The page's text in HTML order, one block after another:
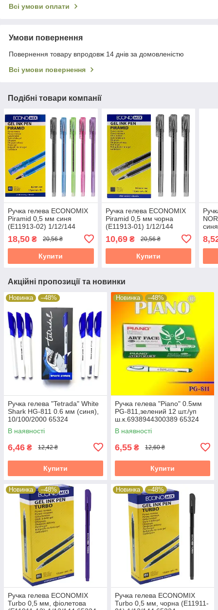
Всі умови оплати
Умови повернення
Повернення товару впродовж 14 днів за домовленістю
Всі умови повернення
Подібні товари компанії
Ручка гелева ECONOMIX
Piramid 0,5 мм синя
(E11913-02) 1/12/144
18,50 ₴ 20,56 ₴
Купити
Ручка гелева ECONOMIX
Piramid 0,5 мм чорна
(E11913-01) 1/12/144
10,69₴ 20,56 ₴
Купити
Акційні пропозиції та новинки
Новинка –48%
Ручка гелева "Tetrada" White
Shark HG-811 0.6 мм (синя),
10/100/2000 65324
В наявності
6,46 ₴ 12,42 ₴
Купити
Новинка –48%
Ручка гелева "Piano" 0.5мм
PG-811,зелений 12 шт./уп
ш.к.6938944300389 65324
В наявності
6,55 ₴ 12,60 ₴
Купити
Новинка –48%
Ручка гелева ECONOMIX
Turbo 0,5 мм, фіолетова
Новинка –48%
Ручка гелева ECONOMIX
Turbo 0,5 мм, чорна (E11911-